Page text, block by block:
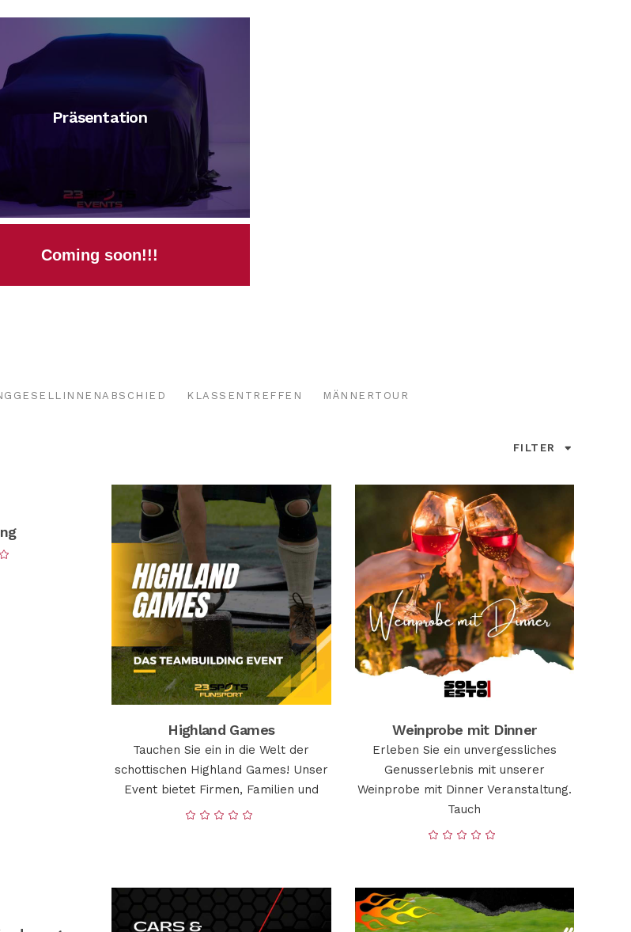
Präsentation
Coming soon!!!
KLASSENTREFFEN
MÄNNERTOUR
FILTER
Highland Games
Tauchen Sie ein in die Welt der
schottischen Highland Games! Unser
Event bietet Firmen, Familien und
Weinprobe mit Dinner
Erleben Sie ein unvergessliches
Genusserlebnis mit unserer
Weinprobe mit Dinner Veranstaltung.
Tauch